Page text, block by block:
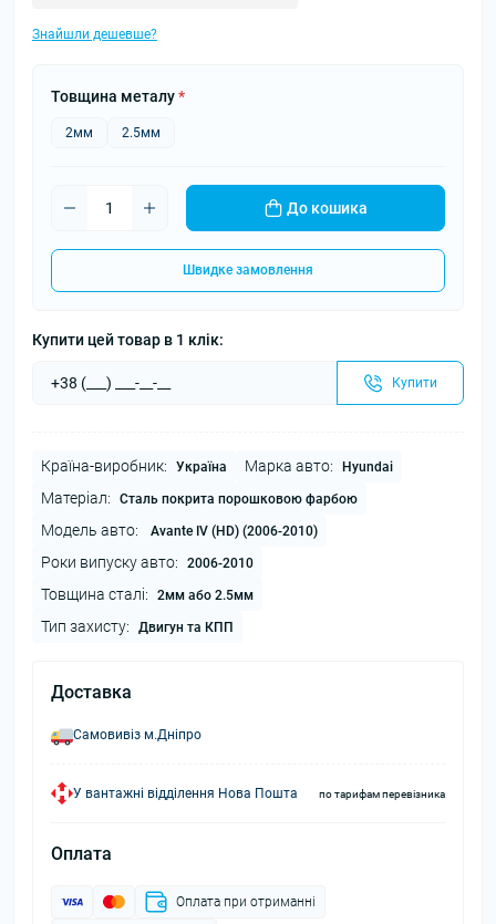
Знайшли дешевше?
Товщина металу*
2мм 2.5мм
До кошика
Швидке замовлення
Купити цей товар в 1 клік:
Купити
Країна-виробник: Україна Марка авто: Hyundai
Матеріал: Сталь покрита порошковою фарбою
Модель авто: Avante IV (HD) (2006-2010)
Роки випуску авто: 2006-2010
Товщина сталі: 2мм або 2.5мм
Тип захисту: Двигун та КПП
Доставка
Самовивіз м.Дніпро
У вантажні відділення Нова Пошта по тарифам перевізника
Оплата
Оплата при отриманні